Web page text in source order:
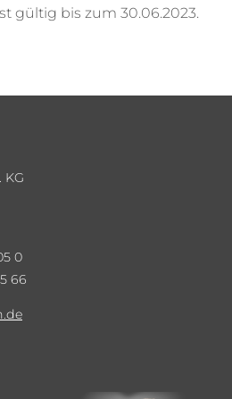
gültig bis zum 30.06.2023.
KG
0
66